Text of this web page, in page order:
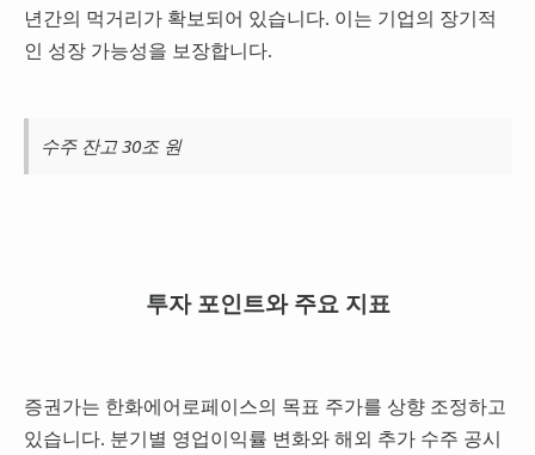
년간의 먹거리가 확보되어 있습니다. 이는 기업의 장기적
인 성장 가능성을 보장합니다.
수주 잔고 30조 원
투자 포인트와 주요 지표
증권가는 한화에어로페이스의 목표 주가를 상향 조정하고
있습니다. 분기별 영업이익률 변화와 해외 추가 수주 공시